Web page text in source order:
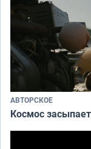
АВТОРСКОЕ
Космос